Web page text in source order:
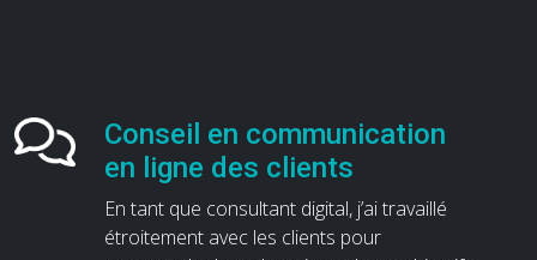
Conseil en communication
en ligne des clients
En tant que consultant digital, j’ai travaillé
étroitement avec les clients pour